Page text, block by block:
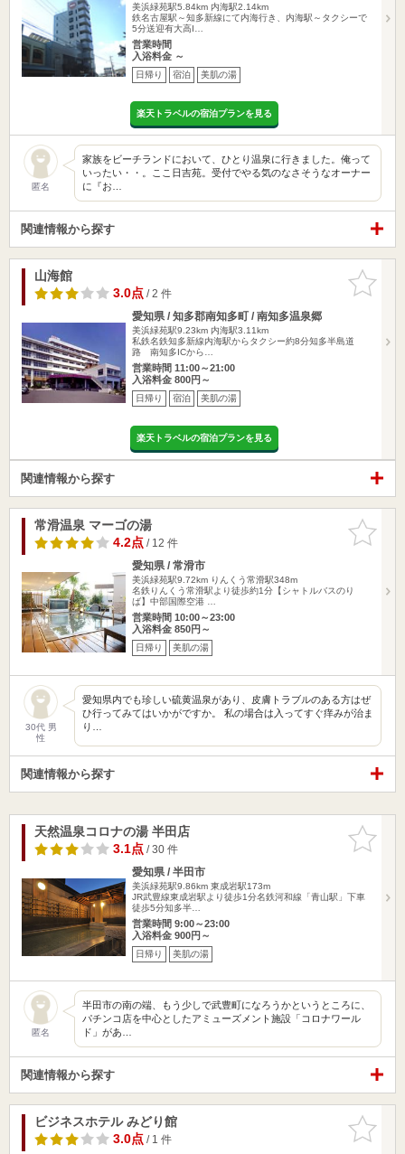
美浜緑苑駅5.84km 内海駅2.14km
鉄名古屋駅～知多新線にて内海行き、内海駅～タクシーで
5分送迎有大高I…
営業時間
入浴料金 ～
日帰り 宿泊 美肌の湯
楽天トラベルの宿泊プランを見る
匿名
家族をビーチランドにおいて、ひとり温泉に行きました。俺って
いったい・・。ここ日吉苑。受付でやる気のなさそうなオーナー
に『お…
関連情報から探す
お気に入
りに追加
山海館
3.0点/ 2 件
愛知県 / 知多郡南知多町 / 南知多温泉郷
美浜緑苑駅9.23km 内海駅3.11km
私鉄名鉄知多新線内海駅からタクシー約8分知多半島道
路 南知多ICから…
営業時間 11:00～21:00
入浴料金 800円～
日帰り 宿泊 美肌の湯
楽天トラベルの宿泊プランを見る
関連情報から探す
お気に入
りに追加
常滑温泉 マーゴの湯
4.2点/ 12 件
愛知県 / 常滑市
美浜緑苑駅9.72km りんくう常滑駅348m
名鉄りんくう常滑駅より徒歩約1分【シャトルバスのり
ば】中部国際空港 …
営業時間 10:00～23:00
入浴料金 850円～
日帰り 美肌の湯
30代 男
性
愛知県内でも珍しい硫黄温泉があり、皮膚トラブルのある方はぜ
ひ行ってみてはいかがですか。 私の場合は入ってすぐ痒みが治ま
り…
関連情報から探す
お気に入
りに追加
天然温泉コロナの湯 半田店
3.1点/ 30 件
愛知県 / 半田市
美浜緑苑駅9.86km 東成岩駅173m
JR武豊線東成岩駅より徒歩1分名鉄河和線「青山駅」下車
徒歩5分知多半…
営業時間 9:00～23:00
入浴料金 900円～
日帰り 美肌の湯
匿名
半田市の南の端、もう少しで武豊町になろうかというところに、
パチンコ店を中心としたアミューズメント施設「コロナワール
ド」があ…
関連情報から探す
お気に入
りに追加
ビジネスホテル みどり館
3.0点/ 1 件